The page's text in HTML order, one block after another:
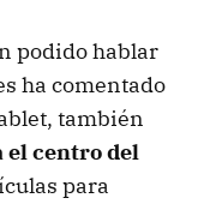
podido hablar
ha comentado
también
el centro del
para